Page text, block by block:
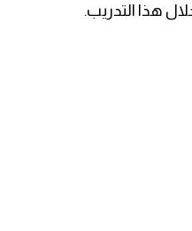
هذا التدريب.